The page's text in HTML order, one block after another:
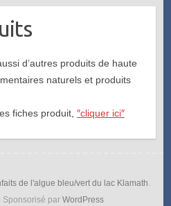
d’autres produits de haute
naturels et produits
fiches produit, ″cliquer ici″
de l'algue bleu/vert du lac Klamath.
Sponsorisé par WordPress